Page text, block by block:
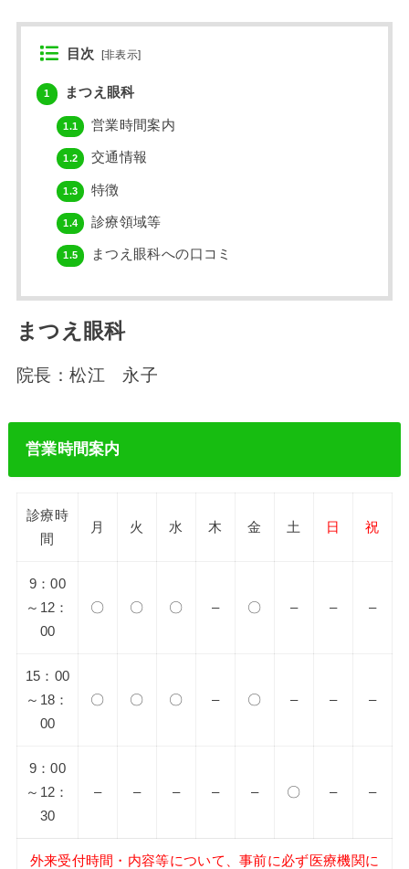
目次 [非表示]
1 まつえ眼科
1.1 営業時間案内
1.2 交通情報
1.3 特徴
1.4 診療領域等
1.5 まつえ眼科への口コミ
まつえ眼科
院長：松江 永子
営業時間案内
診療時
間
月 火 水 木 金 土 日 祝
9：00
～12：
00
〇 〇 〇 – 〇 – – –
15：00
～18：
00
〇 〇 〇 – 〇 – – –
9：00
～12：
30
– – – – – 〇 – –
外来受付時間・内容等について、事前に必ず医療機関に